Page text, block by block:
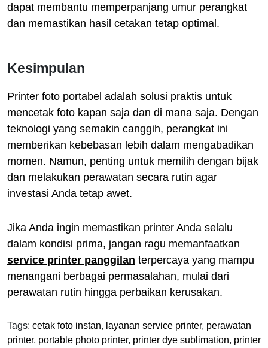
dapat membantu memperpanjang umur perangkat
dan memastikan hasil cetakan tetap optimal.
Kesimpulan
Printer foto portabel adalah solusi praktis untuk
mencetak foto kapan saja dan di mana saja. Dengan
teknologi yang semakin canggih, perangkat ini
memberikan kebebasan lebih dalam mengabadikan
momen. Namun, penting untuk memilih dengan bijak
dan melakukan perawatan secara rutin agar
investasi Anda tetap awet.
Jika Anda ingin memastikan printer Anda selalu
dalam kondisi prima, jangan ragu memanfaatkan
service printer panggilan terpercaya yang mampu
menangani berbagai permasalahan, mulai dari
perawatan rutin hingga perbaikan kerusakan.
Tags: cetak foto instan, layanan service printer, perawatan
printer, portable photo printer, printer dye sublimation, printer